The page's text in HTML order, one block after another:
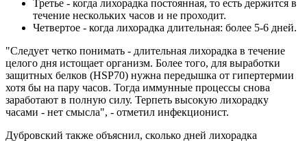
Третье - когда лихорадка постоянная, то есть держится в
течение нескольких часов и не проходит.
Четвертое - когда лихорадка длительная: более 5-6 дней.
"Следует четко понимать - длительная лихорадка в течение
целого дня истощает организм. Более того, для выработки
защитных белков (HSP70) нужна передышка от гипертермии
хотя бы на пару часов. Тогда иммунные процессы снова
заработают в полную силу. Терпеть высокую лихорадку
часами - нет смысла", - отметил инфекционист.
Дубровский также объяснил, сколько дней лихорадка